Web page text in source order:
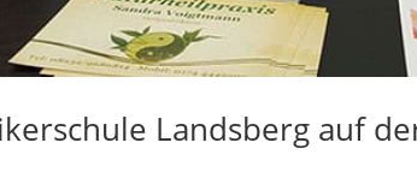
Landsberg auf